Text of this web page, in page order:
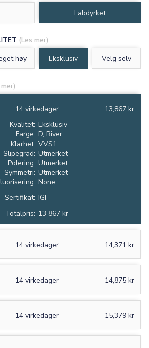
Labdyrket
(Les mer)
høy Eksklusiv Velg selv
13,867 kr
14 virkedager
Kvalitet: Eksklusiv
Farge: D, River
Klarhet: VVS1
Slipegrad: Utmerket
Polering: Utmerket
Symmetri: Utmerket
None
Sertifikat: IGI
Totalpris: 13 867 kr
14,371 kr
14 virkedager
14,875 kr
14 virkedager
15,379 kr
14 virkedager